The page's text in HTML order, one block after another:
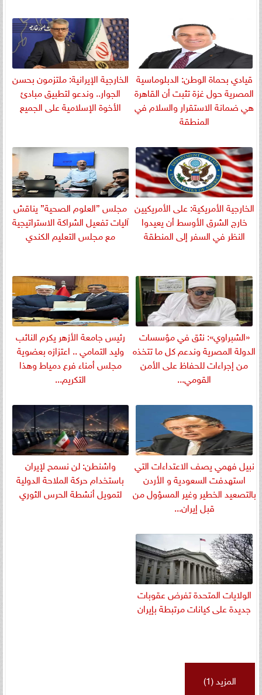
قيادي بحماة الوطن: الدبلوماسية
المصرية حول غزة تثبت أن القاهرة
هي ضمانة الاستقرار والسلام في
المنطقة
الخارجية الإيرانية: ملتزمون بحسن
الجوار.. وندعو لتطبيق مبادئ
الأخوة الإسلامية على الجميع
الخارجية الأمريكية: على الأمريكيين
خارج الشرق الأوسط أن يعيدوا
النظر في السفر إلى المنطقة
مجلس ”العلوم الصحية” يناقش
آليات تفعيل الشراكة الاستراتيجية
مع مجلس التعليم الكندي
«الشبراوي»: نثق في مؤسسات
الدولة المصرية وندعم كل ما تتخذه
من إجراءات للحفاظ على الأمن
القومي...
رئيس جامعة الأزهر يكرم النائب
وليد التمامي .. اعتزازه بعضوية
مجلس أمناء فرع دمياط وهذا
التكريم...
نبيل فهمي يصف الاعتداءات التي
استهدفت السعودية و الأردن
بالتصعيد الخطير وغير المسؤول من
قبل إيران...
واشنطن: لن نسمح لإيران
باستخدام حركة الملاحة الدولية
لتمويل أنشطة الحرس الثوري
الولايات المتحدة تفرض عقوبات
جديدة على كيانات مرتبطة بإيران
المزيد (1)